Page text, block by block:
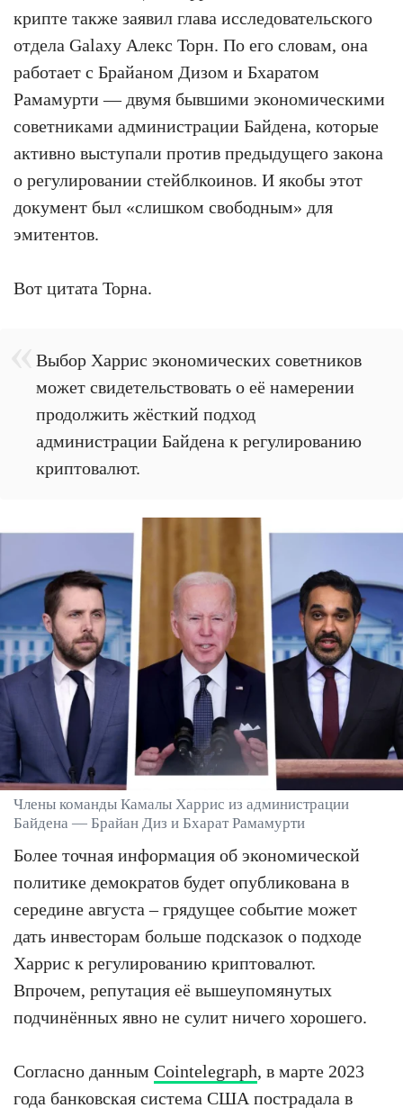
крипте также заявил глава исследовательского
отдела Galaxy Алекс Торн. По его словам, она
работает с Брайаном Дизом и Бхаратом
Рамамурти — двумя бывшими экономическими
советниками администрации Байдена, которые
активно выступали против предыдущего закона
о регулировании стейблкоинов. И якобы этот
документ был «слишком свободным» для
эмитентов.
Вот цитата Торна.
Выбор Харрис экономических советников
может свидетельствовать о её намерении
продолжить жёсткий подход
администрации Байдена к регулированию
криптовалют.
Члены команды Камалы Харрис из администрации
Байдена — Брайан Диз и Бхарат Рамамурти
Более точная информация об экономической
политике демократов будет опубликована в
середине августа – грядущее событие может
дать инвесторам больше подсказок о подходе
Харрис к регулированию криптовалют.
Впрочем, репутация её вышеупомянутых
подчинённых явно не сулит ничего хорошего.
Согласно данным Cointelegraph, в марте 2023
года банковская система США пострадала в